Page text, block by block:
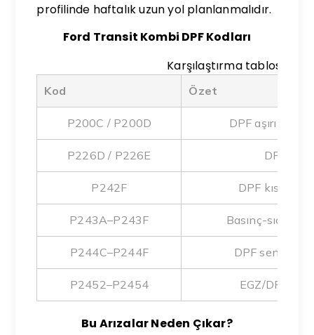
profilinde haftalık uzun yol planlanmalıdır.
Ford Transit Kombi DPF Kodları
Karşılaştırma tablosu
Kod Özet
P200C / P200D DPF aşırı
P226D / P226E DPF
P242F DPF kısıtlı /
P243A–P243F Basınç-sıcaklık
P244C–P244F DPF sensör /
P2452–P2454 EGZ/DPF
Bu Arızalar Neden Çıkar?